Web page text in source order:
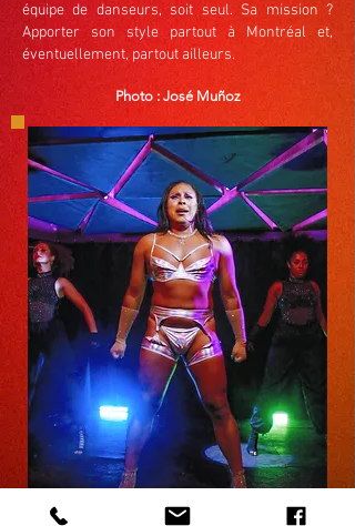
équipe de danseurs, soit seul. Sa mission ?
Apporter son style partout à Montréal et,
éventuellement, partout ailleurs.
Photo : José Muñoz